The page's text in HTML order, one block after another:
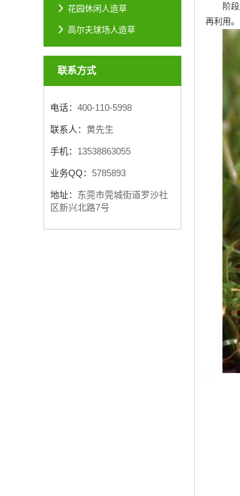
花园休闲人造草
高尔夫球场人造草
联系方式
电话： 400-110-5998
联系人： 黄先生
手机： 13538863055
业务QQ： 5785893
地址： 东莞市莞城街道罗沙社
区新兴北路7号
阶
再利用。